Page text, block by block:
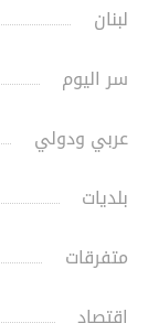
لبنان
سر اليوم
عربي ودولي
بلديات
متفرقات
اقتصاد